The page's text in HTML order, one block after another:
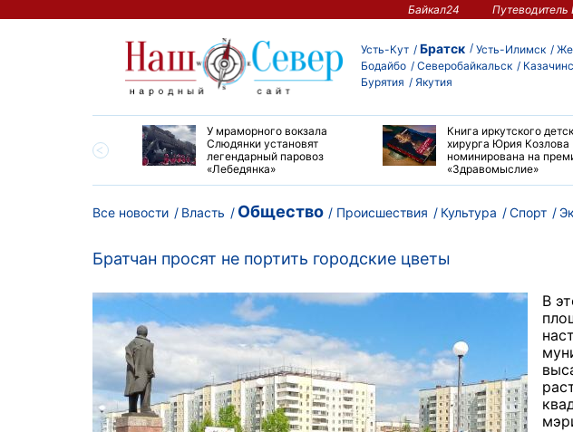
Байкал24 Путеводитель
Усть-Кут Братск Усть-Илимск
Бодайбо
Северобайкальск
Бурятия
Якутия
У мраморного вокзала
Слюдянки установят
легендарный паровоз
«Лебедянка»
Книга иркутского
хирурга Юрия Козлова
номинирована на
«Здравомыслие»
Все новости Власть Общество Происшествия Культура Спорт
Братчан просят не портить городские цветы
В